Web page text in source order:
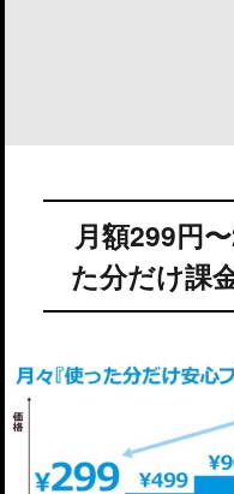
月額299円
た分だけ課